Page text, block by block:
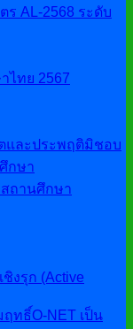
ร AL-2568 ระดับ
ไทย 2567
และประพฤติมิชอบ
กษา
สถานศึกษา
ชิงรุก (Active
ทธิ์O-NET เป็น